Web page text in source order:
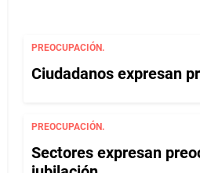
PREOCUPACIÓN.
Ciudadanos expresan
PREOCUPACIÓN.
Sectores expresan